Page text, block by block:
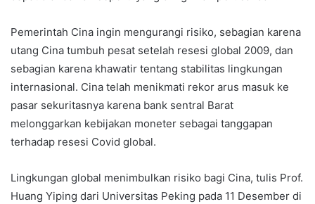
Pemerintah Cina ingin mengurangi risiko, sebagian karena
utang Cina tumbuh pesat setelah resesi global 2009, dan
sebagian karena khawatir tentang stabilitas lingkungan
internasional. Cina telah menikmati rekor arus masuk ke
pasar sekuritasnya karena bank sentral Barat
melonggarkan kebijakan moneter sebagai tanggapan
terhadap resesi Covid global.
Lingkungan global menimbulkan risiko bagi Cina, tulis Prof.
Huang Yiping dari Universitas Peking pada 11 Desember di